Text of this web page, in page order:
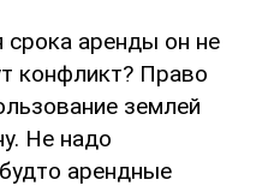
срока аренды он не
конфликт? Право
землей
Не надо
арендные